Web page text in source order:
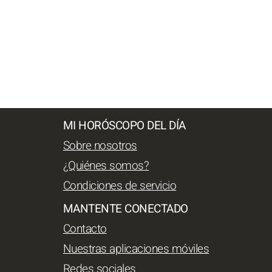
MI HORÓSCOPO DEL DÍA
Sobre nosotros
¿Quiénes somos?
Condiciones de servicio
MANTENTE CONECTADO
Contacto
Nuestras aplicaciones móviles